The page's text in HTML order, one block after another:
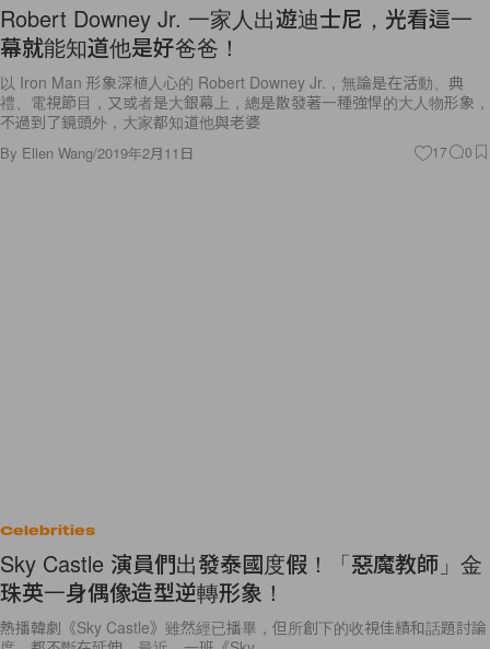
Robert Downey Jr. 一家人出遊迪士尼，光看這一
幕就能知道他是好爸爸！
以 Iron Man 形象深植人心的 Robert Downey Jr.，無論是在活動、典
禮、電視節目，又或者是大銀幕上，總是散發著一種強悍的大人物形象，
不過到了鏡頭外，大家都知道他與老婆
By Ellen Wang/2019年2月11日 17 0
Celebrities
Sky Castle 演員們出發泰國度假！「惡魔教師」金
珠英一身偶像造型逆轉形象！
熱播韓劇《Sky Castle》雖然經已播畢，但所創下的收視佳績和話題討論